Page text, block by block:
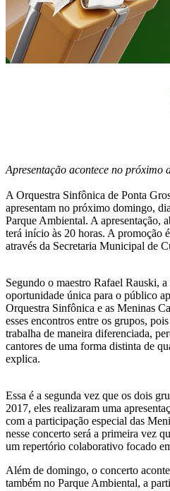
Apresentação acontece no próximo
A Orquestra Sinfônica de Ponta
apresentam no próximo domingo,
Parque Ambiental. A apresentação,
terá início às 20 horas. A promoção
através da Secretaria Municipal de
Segundo o maestro Rafael Rauski, a
oportunidade única para o público
Orquestra Sinfônica e as Meninas
esses encontros entre os grupos,
trabalha de maneira diferenciada,
cantores de uma forma distinta de
explica.
Essa é a segunda vez que os dois
2017, eles realizaram uma
com a participação especial das
nesse concerto será a primeira vez
um repertório colaborativo focado
Além de domingo, o concerto
também no Parque Ambiental, a